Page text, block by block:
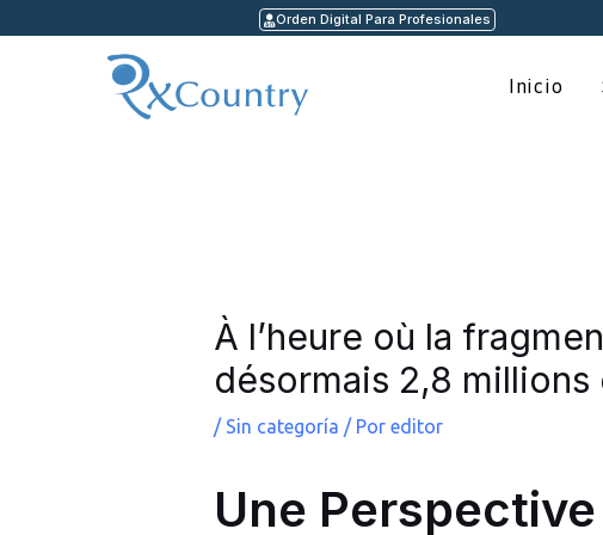
Orden Digital Para Profesionales
Inicio
À l’heure où la
désormais 2,8
/ Sin categoría / Por editor
Une